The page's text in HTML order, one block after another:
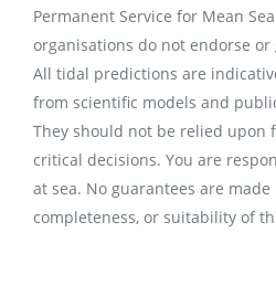
Permanent Service for Mean Sea
organisations do not endorse
All tidal predictions are
from scientific models and
They should not be relied upon
critical decisions. You are
at sea. No guarantees are
completeness, or suitability of